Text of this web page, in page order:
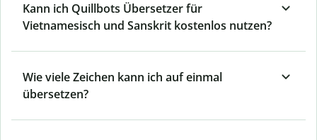
Kann ich Quillbots Übersetzer für
Vietnamesisch und Sanskrit kostenlos nutzen?
Wie viele Zeichen kann ich auf einmal
übersetzen?